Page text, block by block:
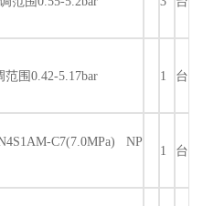
范围0.42-5.17bar 1 台
C7(7.0MPa) NP
1 台